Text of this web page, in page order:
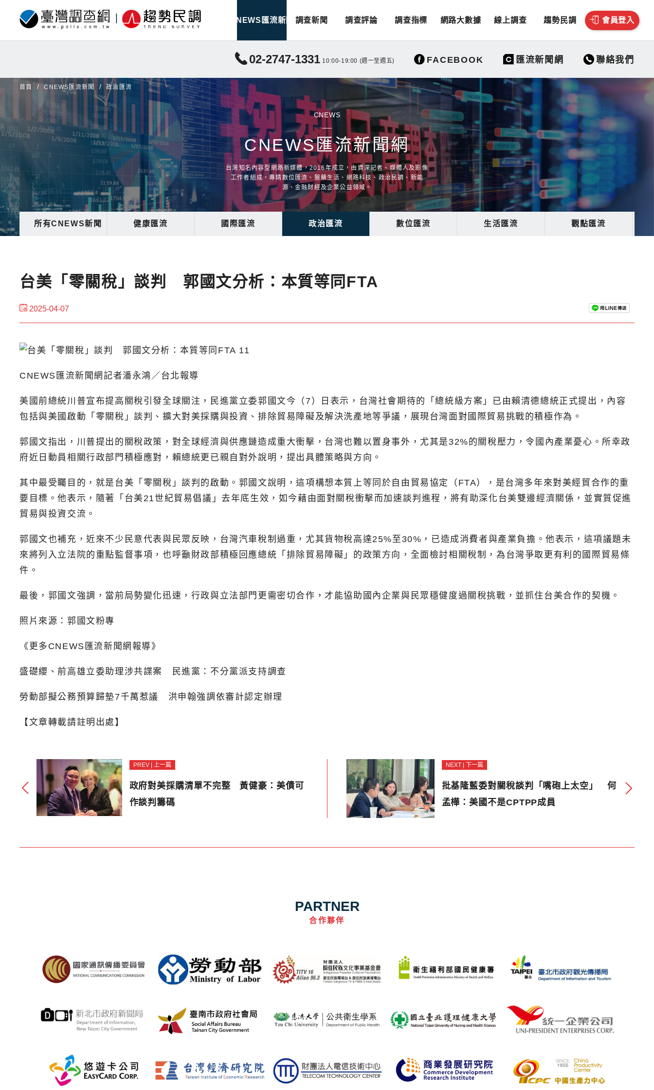
CNEWS匯流新聞 調查新聞 調查評論 調查指標 網路大數據 線上調查 趨勢民調 會員登入
02-2747-1331 10:00-19:00 (週一至週五) FACEBOOK 匯流新聞網 聯絡我們
首頁 CNEWS匯流新聞 政治匯流
CNEWS
CNEWS匯流新聞網
台灣知名內容型網路新媒體，2016年成立，由資深記者、媒體人及影像
工作者組成，專精數位匯流、醫藥生活、網路科技、政治民調、新能
源、金融財經及企業公益領域。
所有CNEWS新聞 健康匯流 國際匯流 政治匯流 數位匯流 生活匯流 觀點匯流
台美「零關稅」談判 郭國文分析：本質等同FTA
2025-04-07
CNEWS匯流新聞網記者潘永鴻／台北報導
美國前總統川普宣布提高關稅引發全球關注，民進黨立委郭國文今（7）日表示，台灣社會期待的「總統級方案」已由賴清德總統正式提出，內容
包括與美國啟動「零關稅」談判、擴大對美採購與投資、排除貿易障礙及解決洗產地等爭議，展現台灣面對國際貿易挑戰的積極作為。
郭國文指出，川普提出的關稅政策，對全球經濟與供應鏈造成重大衝擊，台灣也難以置身事外，尤其是32%的關稅壓力，令國內產業憂心。所幸政
府近日動員相關行政部門積極應對，賴總統更已親自對外說明，提出具體策略與方向。
其中最受矚目的，就是台美「零關稅」談判的啟動。郭國文說明，這項構想本質上等同於自由貿易協定（FTA），是台灣多年來對美經貿合作的重
要目標。他表示，隨著「台美21世紀貿易倡議」去年底生效，如今藉由面對關稅衝擊而加速談判進程，將有助深化台美雙邊經濟關係，並實質促進
貿易與投資交流。
郭國文也補充，近來不少民意代表與民眾反映，台灣汽車稅制過重，尤其貨物稅高達25%至30%，已造成消費者與產業負擔。他表示，這項議題未
來將列入立法院的重點監督事項，也呼籲財政部積極回應總統「排除貿易障礙」的政策方向，全面檢討相關稅制，為台灣爭取更有利的國際貿易條
件。
最後，郭國文強調，當前局勢變化迅速，行政與立法部門更需密切合作，才能協助國內企業與民眾穩健度過關稅挑戰，並抓住台美合作的契機。
照片來源：郭國文粉專
《更多CNEWS匯流新聞網報導》
盛礎纓、前高雄立委助理涉共諜案 民進黨：不分黨派支持調查
勞動部擬公務預算歸墊7千萬惹議 洪申翰強調依審計認定辦理
【文章轉載請註明出處】
PREV | 上一篇
政府對美採購清單不完整 黃健豪：美債可
作談判籌碼
NEXT | 下一篇
批基隆藍委對關稅談判「嘴砲上太空」 何
孟樺：美國不是CPTPP成員
PARTNER
合作夥伴